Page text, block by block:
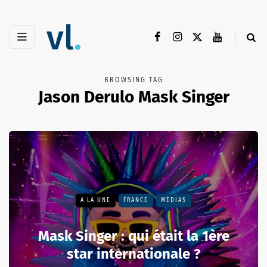
BROWSING TAG
Jason Derulo Mask Singer
A LA UNE FRANCE MÉDIAS
Mask Singer : qui était la 1ère
star internationale ?